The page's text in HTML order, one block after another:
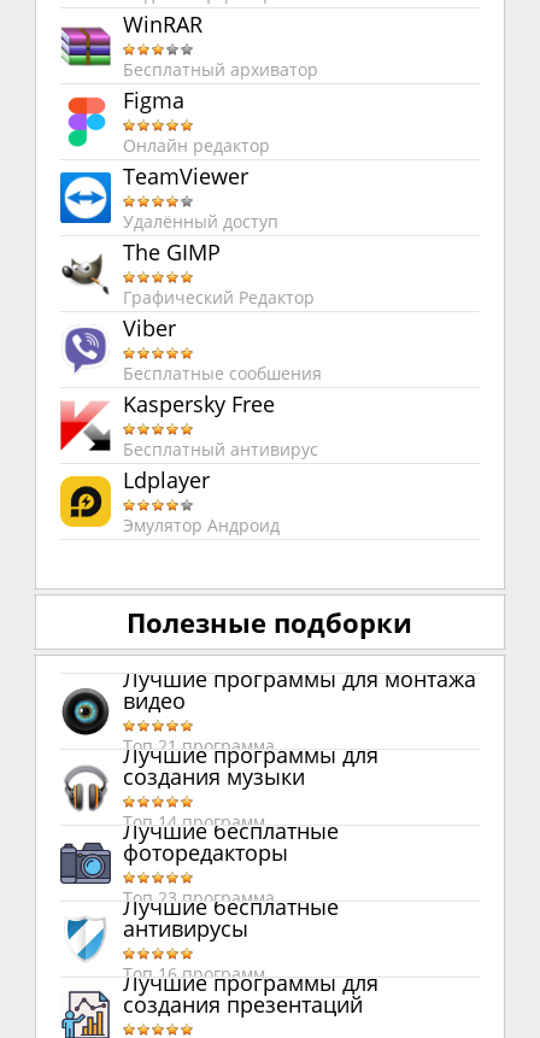
WinRAR
Бесплатный архиватор
Figma
Онлайн редактор
TeamViewer
Удалённый доступ
The GIMP
Графический Редактор
Viber
Бесплатные сообшения
Kaspersky Free
Бесплатный антивирус
Ldplayer
Эмулятор Андроид
Полезные подборки
Лучшие программы для монтажа
видео
Топ 21 программа
Лучшие программы для
создания музыки
Топ 14 программ
Лучшие бесплатные
фоторедакторы
Топ 23 программа
Лучшие бесплатные
антивирусы
Топ 16 программ
Лучшие программы для
создания презентаций